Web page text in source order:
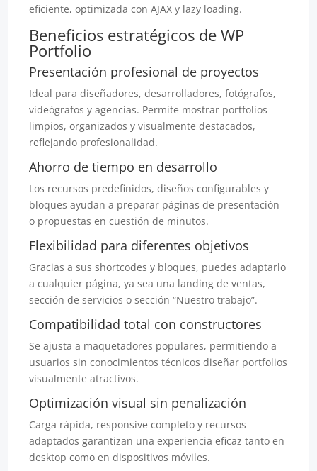
eficiente, optimizada con AJAX y lazy loading.
Beneficios estratégicos de WP
Portfolio
Presentación profesional de proyectos
Ideal para diseñadores, desarrolladores, fotógrafos,
videógrafos y agencias. Permite mostrar portfolios
limpios, organizados y visualmente destacados,
reflejando profesionalidad.
Ahorro de tiempo en desarrollo
Los recursos predefinidos, diseños configurables y
bloques ayudan a preparar páginas de presentación
o propuestas en cuestión de minutos.
Flexibilidad para diferentes objetivos
Gracias a sus shortcodes y bloques, puedes adaptarlo
a cualquier página, ya sea una landing de ventas,
sección de servicios o sección “Nuestro trabajo”.
Compatibilidad total con constructores
Se ajusta a maquetadores populares, permitiendo a
usuarios sin conocimientos técnicos diseñar portfolios
visualmente atractivos.
Optimización visual sin penalización
Carga rápida, responsive completo y recursos
adaptados garantizan una experiencia eficaz tanto en
desktop como en dispositivos móviles.